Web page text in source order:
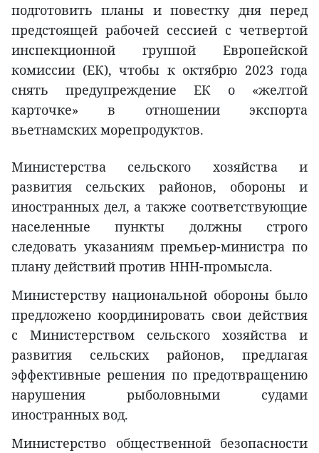
подготовить планы и повестку дня перед
предстоящей рабочей сессией с четвертой
инспекционной группой Европейской
комиссии (ЕК), чтобы к октябрю 2023 года
снять предупреждение ЕК о «желтой
карточке» в отношении экспорта
вьетнамских морепродуктов.
Министерства сельского хозяйства и
развития сельских районов, обороны и
иностранных дел, а также соответствующие
населенные пункты должны строго
следовать указаниям премьер-министра по
плану действий против ННН-промысла.
Министерству национальной обороны было
предложено координировать свои действия
с Министерством сельского хозяйства и
развития сельских районов, предлагая
эффективные решения по предотвращению
нарушения рыболовными судами
иностранных вод.
Министерство общественной безопасности